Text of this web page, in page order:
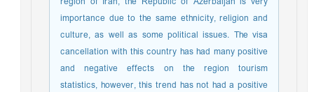
importance due to the same ethnicity, religion and
culture, as well as some political issues. The visa
cancellation with this country has had many positive
and negative effects on the region tourism
statistics, however, this trend has not had a positive